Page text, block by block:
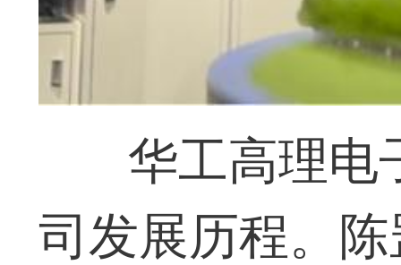
华工高理电
司发展历程。